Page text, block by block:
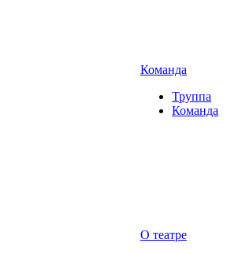
Команда
Труппа
Команда
О театре